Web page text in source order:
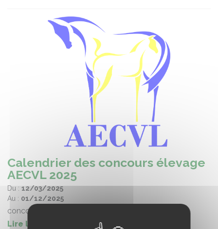
Calendrier des concours élevage
AECVL 2025
Du : 12/03/2025
Au : 01/12/2025
concours élevage
Lire la suite